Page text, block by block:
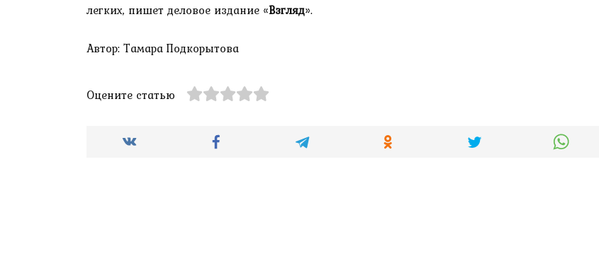
легких, пишет деловое издание «Взгляд».
Автор: Тамара Подкорытова
Оцените статью